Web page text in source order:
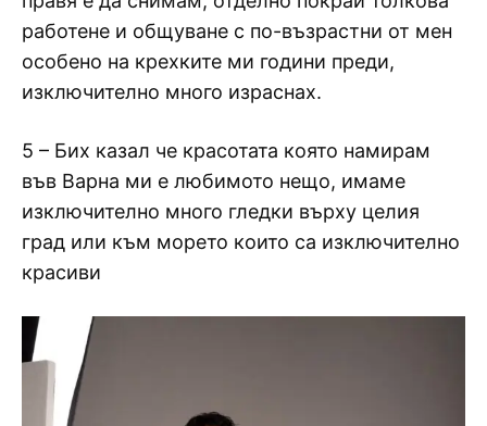
работене и общуване с по-възрастни от мен
особено на крехките ми години преди,
изключително много израснах.
5 – Бих казал че красотата която намирам
във Варна ми е любимото нещо, имаме
изключително много гледки върху целия
град или към морето които са изключително
красиви